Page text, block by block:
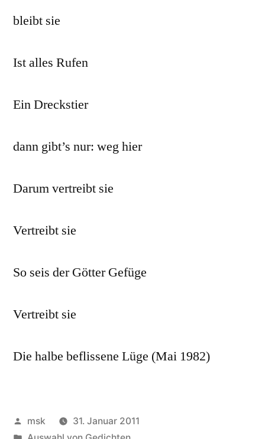
bleibt sie
Ist alles Rufen
Ein Dreckstier
dann gibt’s nur: weg hier
Darum vertreibt sie
Vertreibt sie
So seis der Götter Gefüge
Vertreibt sie
Die halbe beflissene Lüge (Mai 1982)
Veröffentlicht
von
msk
31. Januar 2011
Veröffentlicht